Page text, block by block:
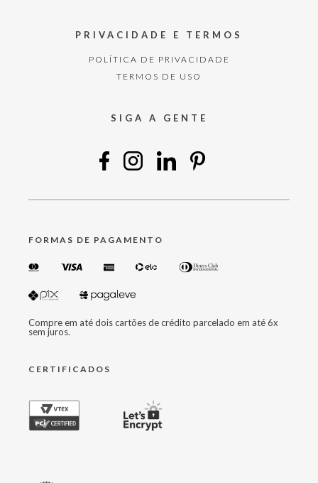
PRIVACIDADE E TERMOS
POLÍTICA DE PRIVACIDADE
TERMOS DE USO
SIGA A GENTE
FORMAS DE PAGAMENTO
Compre em até dois cartões de crédito parcelado em até 6x
sem juros.
CERTIFICADOS